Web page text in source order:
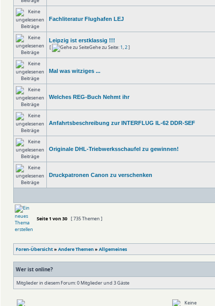
Fachliteratur Flughafen LEJ
Leipzig ist erstklassig !!!
[ Gehe zu Seite: 1,2]
Mal was witziges ...
Welches REG-Buch Nehmt ihr
Anfahrtsbeschreibung zur INTERFLUG IL-62 DDR-SEF
Originale DHL-Triebwerksschaufel zu gewinnen!
Druckpatronen Canon zu verschenken
Seite1 von30 [ 735 Themen ]
Foren-Übersicht» Andere Themen» Allgemeines
Wer ist online?
Mitglieder in diesem Forum: 0 Mitglieder und 3 Gäste